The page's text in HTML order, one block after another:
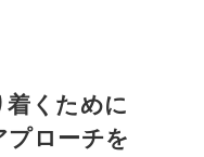
着くために
プローチを